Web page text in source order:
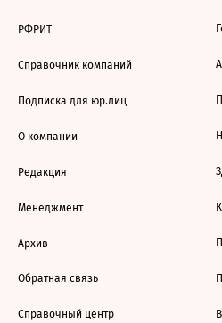
РФРИТ
Справочник компаний
Подписка для юр.лиц
О компании
Редакция
Менеджмент
Архив
Обратная связь
Справочный центр